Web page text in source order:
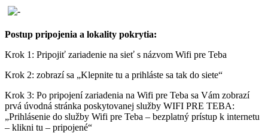
Postup pripojenia a lokality pokrytia:
Krok 1: Pripojiť zariadenie na sieť s názvom Wifi pre Teba
Krok 2: zobrazí sa „Klepnite tu a prihláste sa tak do siete“
Krok 3: Po pripojení zariadenia na Wifi pre Teba sa Vám zobrazí
prvá úvodná stránka poskytovanej služby WIFI PRE TEBA:
„Prihlásenie do služby Wifi pre Teba – bezplatný prístup k internetu
– klikni tu – pripojené“